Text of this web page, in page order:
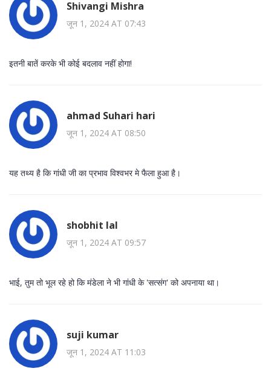
Shivangi Mishra
जून 1, 2024 AT 07:43
इतनी बातें करके भी कोई बदलाव नहीं होगा!
ahmad Suhari hari
जून 1, 2024 AT 08:50
यह तथ्य है कि गांधी जी का प्रभाव विश्वभर मे फैला हुआ है।
shobhit lal
जून 1, 2024 AT 09:57
भाई, तुम तो भूल रहे हो कि मंडेला ने भी गांधी के 'सत्संग' को अपनाया था।
suji kumar
जून 1, 2024 AT 11:03